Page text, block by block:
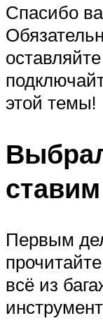
Спасибо
этой темы!
ставим
Первым
всё из